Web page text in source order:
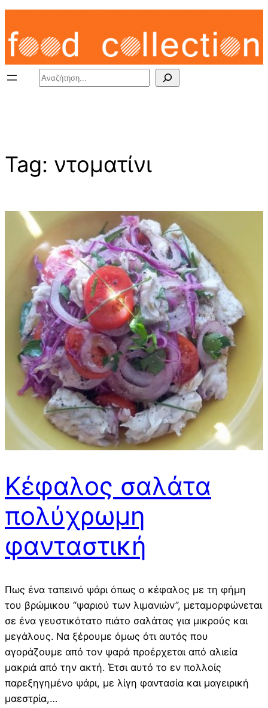
Skip
content
Search
Tag: ντοματίνι
Κέφαλος σαλάτα
πολύχρωμη
φανταστική
Πως ένα ταπεινό ψάρι όπως ο κέφαλος με τη φήμη
του βρώμικου “ψαριού των λιμανιών”, μεταμορφώνεται
σε ένα γευστικότατο πιάτο σαλάτας για μικρούς και
μεγάλους. Να ξέρουμε όμως ότι αυτός που
αγοράζουμε από τον ψαρά προέρχεται από αλιεία
μακριά από την ακτή. Έτσι αυτό το εν πολλοίς
παρεξηγημένο ψάρι, με λίγη φαντασία και μαγειρική
μαεστρία,…